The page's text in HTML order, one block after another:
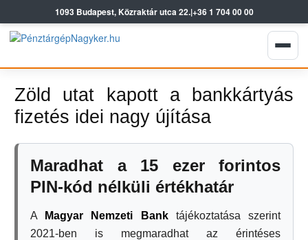
1093 Budapest, Közraktár utca 22.|+36 1 704 00 00
Zöld utat kapott a bankkártyás
fizetés idei nagy újítása
Maradhat a 15 ezer forintos
PIN-kód nélküli értékhatár
A Magyar Nemzeti Banktájékoztatása szerint
2021-ben is megmaradhat az érintéses